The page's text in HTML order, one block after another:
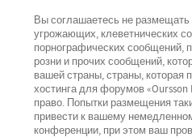
Вы соглашаетесь не размещать
угрожающих, клеветнических
порнографических сообщений,
розни и прочих сообщений,
вашей страны, страны, которая
хостинга для форумов
право. Попытки размещения
привести к вашему
конференции, при этом ваш